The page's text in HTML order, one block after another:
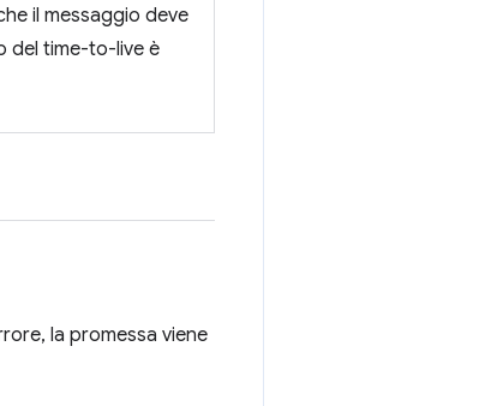
il messaggio deve
del time-to-live è
la promessa viene